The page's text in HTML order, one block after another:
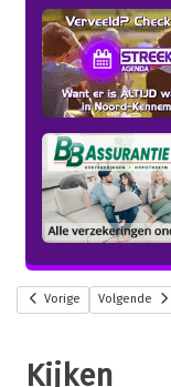
Vorige Volgende
Kijken